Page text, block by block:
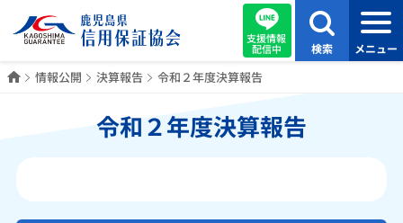
支援情報
配信中 検索 メニュー
ホーム
情報公開 決算報告 令和２年度決算報告
令和２年度決算報告